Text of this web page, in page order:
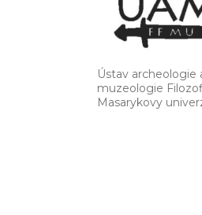
Ústav archeologie
muzeologie
Masarykovy